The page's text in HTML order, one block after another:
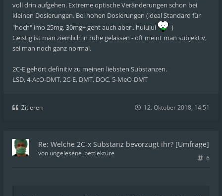
voll drin aufgehen. Extreme optische Veränderungen schon bei
kleinen Dosierungen. Bei hohen Dosierungen (ideal Standard für
"hoch" imo 25mg, 30mg+ geht auch aber.. huiuiui
)
Geistig ist man ziemlich in ruhe gelassen - oft meint man subjektiv,
sei man noch ganz normal.
2C-E gehört definitiv zu meinen liebsten Substanzen.
LSD, 4-AcO-DMT, 2C-E, DMT, DOC, 5-MeO-DMT
Zitieren 12. Oktober 2018, 14:51
Re: Welche 2C-x Substanz bevorzugt ihr? [Umfrage]
6
von ungelesene_bettlektüre